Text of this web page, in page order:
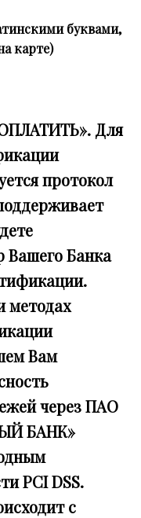
буквами,
карте)
Для
протокол
Вашего Банка
методах
Вам
через ПАО
БАНК»
PCI DSS.
с